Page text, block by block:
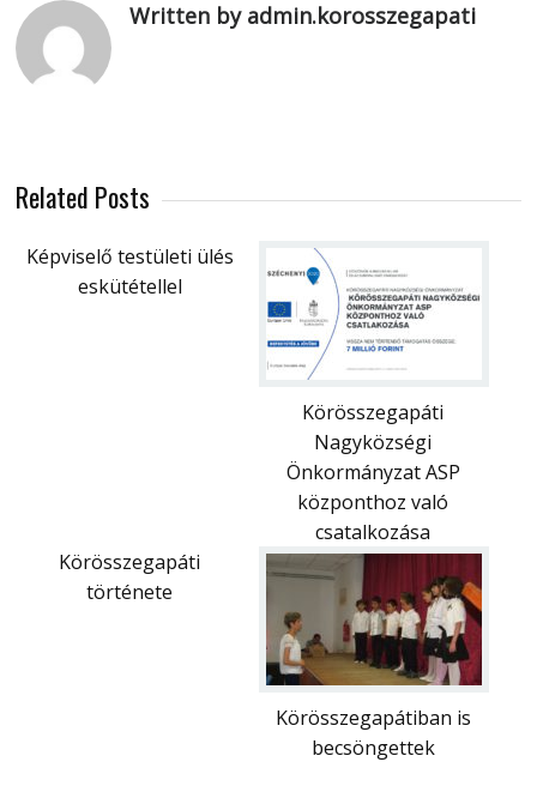
Written by admin.korosszegapati
Related Posts
Képviselő testületi ülés
eskütétellel
Körösszegapáti
Nagyközségi
Önkormányzat ASP
központhoz való
csatalkozása
Körösszegapáti
története
Körösszegapátiban is
becsöngettek